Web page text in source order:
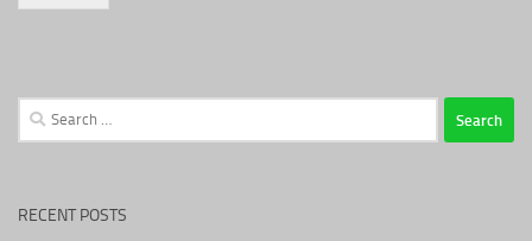
Search
for:
RECENT POSTS